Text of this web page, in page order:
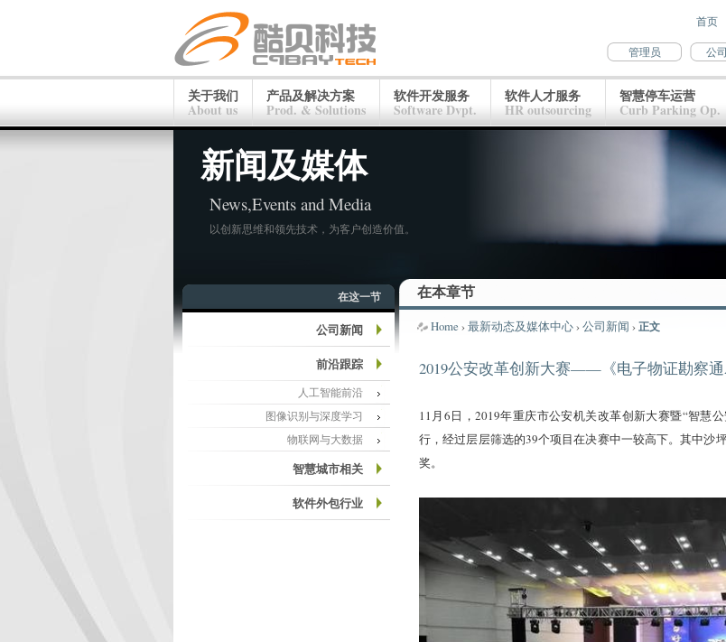
首页
管理员 公
关于我们
About us
产品及解决方案
Prod. & Solutions
软件开发服务
Software Dvpt.
软件人才服务
HR outsourcing
智慧停车运营
Curb Parking Op.
新闻及媒体
News,Events and Media
以创新思维和领先技术，为客户创造价值。
在这一节
公司新闻
前沿跟踪
人工智能前沿
图像识别与深度学习
物联网与大数据
智慧城市相关
软件外包行业
在本章节
Home ›最新动态及媒体中心›公司新闻 ›正文
2019公安改革创新大赛——《电子物证勘察通
11月6日，2019年重庆市公安机关改革创新大赛暨“智慧
行，经过层层筛选的39个项目在决赛中一较高下。其中沙
奖。